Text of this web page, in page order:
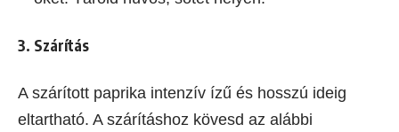
3. Szárítás
A szárított paprika intenzív ízű és hosszú ideig
eltartható. A szárításhoz kövesd az alábbi